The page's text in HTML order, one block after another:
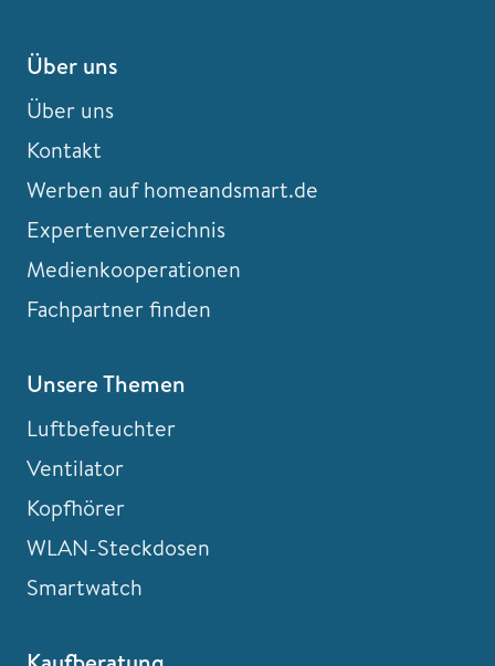
Über uns
Über uns
Kontakt
Werben auf homeandsmart.de
Expertenverzeichnis
Medienkooperationen
Fachpartner finden
Unsere Themen
Luftbefeuchter
Ventilator
Kopfhörer
WLAN-Steckdosen
Smartwatch